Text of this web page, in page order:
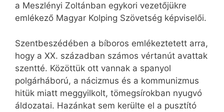
a Meszlényi Zoltánban egykori vezetőjükre
emlékező Magyar Kolping Szövetség képviselői.
Szentbeszédében a bíboros emlékeztetett arra,
hogy a XX. században számos vértanút avattak
szentté. Közöttük ott vannak a spanyol
polgárháború, a nácizmus és a kommunizmus
hitük miatt meggyilkolt, tömegsírokban nyugvó
áldozatai. Hazánkat sem kerülte el a pusztító